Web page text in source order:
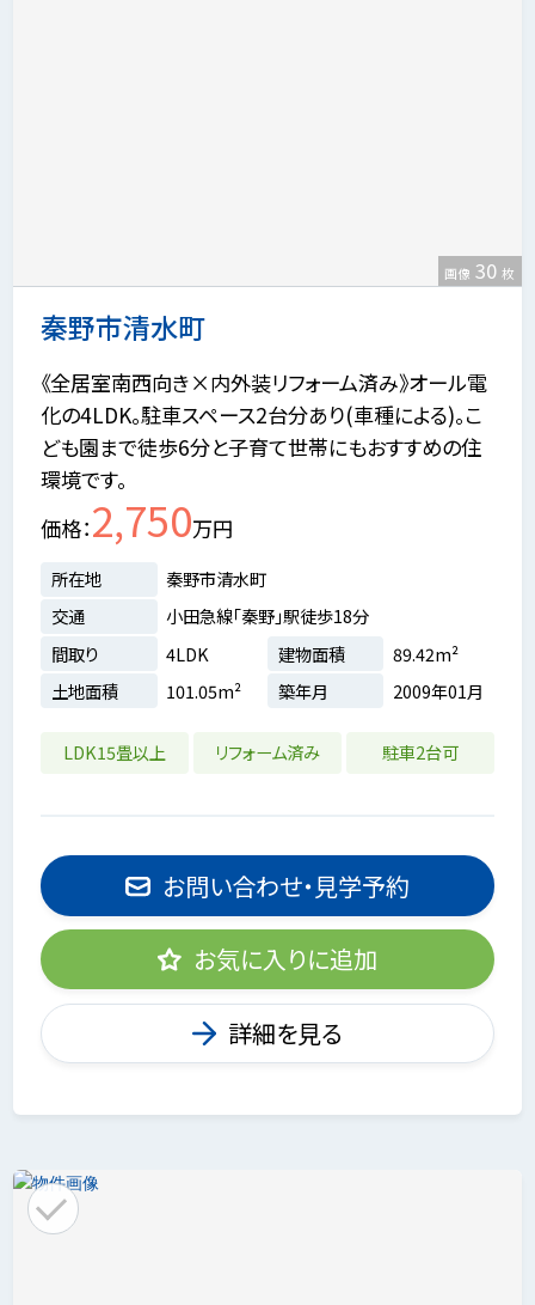
秦野市清水町
画像 30 枚
《全居室南西向き×内外装リフォーム済み》オール電
化の4LDK。駐車スペース2台分あり(車種による)。こ
ども園まで徒歩6分と子育て世帯にもおすすめの住
環境です。
価格 2,750万円
所在地
秦野市清水町
交通
小田急線「秦野」駅徒歩18分
間取り
4LDK 建物面積
89.42m²
土地面積
101.05m² 築年月 2009年01月
LDK15畳以上 リフォーム済み 駐車2台可
お問い合わせ・見学予約
お気に入りに追加
詳細を見る